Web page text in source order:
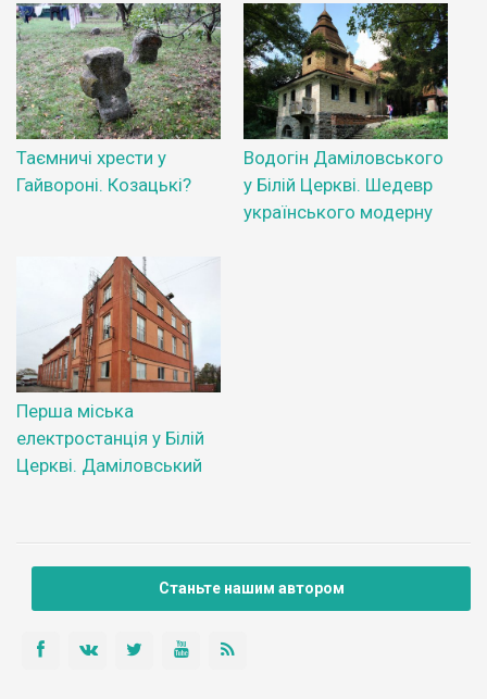
Таємничі хрести у
Гайвороні. Козацькі?
Водогін Даміловського
у Білій Церкві. Шедевр
українського модерну
Перша міська
електростанція у Білій
Церкві. Даміловський
Станьте нашим автором